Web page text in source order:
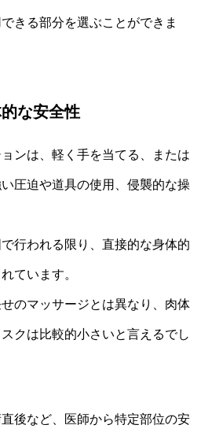
きる部分を選ぶことができま
な安全性
ンは、軽く手を当てる、または
圧迫や道具の使用、侵襲的な操
行われる限り、直接的な身体的
ています。
のマッサージとは異なり、肉体
クは比較的小さいと言えるでし
後など、医師から特定部位の安